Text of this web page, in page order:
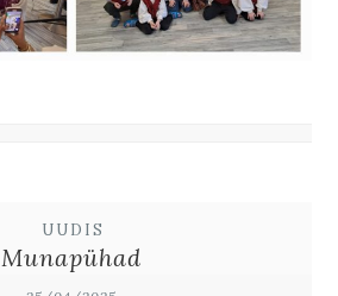
UUDIS
Munapühad